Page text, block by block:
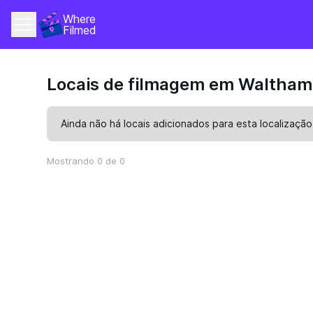
Where
Filmed
Locais de filmagem em Waltham
Ainda não há locais adicionados para esta
Mostrando 0 de 0